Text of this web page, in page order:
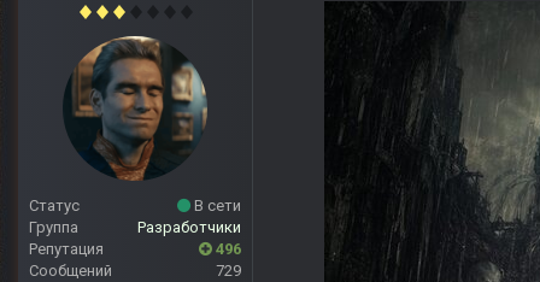
Статус
В сети
Группа
Разработчики
Репутация
496
Сообщений
729